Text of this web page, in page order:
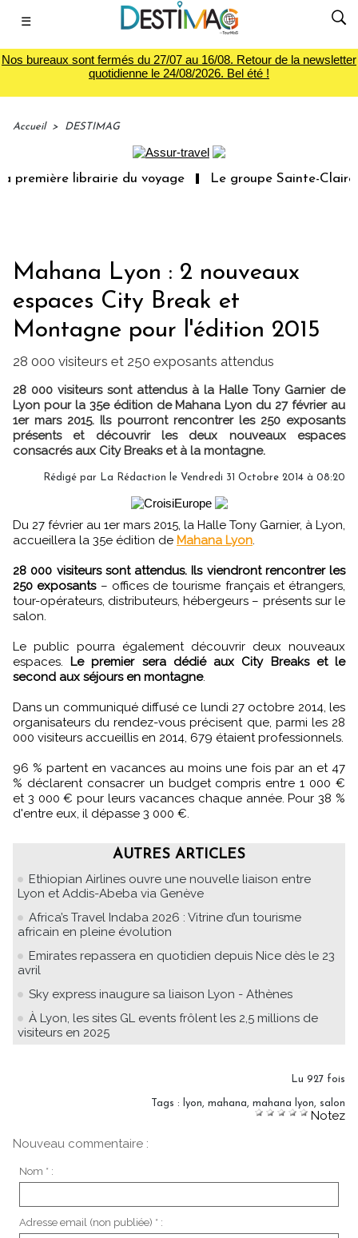
☰
Nos bureaux sont fermés du 27/07 au 16/08. Retour de la newsletter
quotidienne le 24/08/2026. Bel été !
Accueil > DESTIMAG
librairie du voyage Le groupe Sainte-Claire
Mahana Lyon : 2 nouveaux
espaces City Break et
Montagne pour l'édition 2015
28 000 visiteurs et 250 exposants attendus
28 000 visiteurs sont attendus à la Halle Tony Garnier de
Lyon pour la 35e édition de Mahana Lyon du 27 février au
1er mars 2015. Ils pourront rencontrer les 250 exposants
présents et découvrir les deux nouveaux espaces
consacrés aux City Breaks et à la montagne.
Rédigé par La Rédaction le Vendredi 31 Octobre 2014 à 08:20
Du 27 février au 1er mars 2015, la Halle Tony Garnier, à Lyon,
accueillera la 35e édition de Mahana Lyon
28 000 visiteurs sont attendus. Ils viendront rencontrer les
250 exposants– offices de tourisme français et étrangers,
tour-opérateurs, distributeurs, hébergeurs – présents sur le
salon.
Le public pourra également découvrir deux nouveaux
espaces. Le premier sera dédié aux City Breaks et le
second aux séjours en montagne.
Dans un communiqué diffusé ce lundi 27 octobre 2014, les
organisateurs du rendez-vous précisent que, parmi les 28
000 visiteurs accueillis en 2014, 679 étaient professionnels.
96 % partent en vacances au moins une fois par an et 47
% déclarent consacrer un budget compris entre 1 000 €
et 3 000 € pour leurs vacances chaque année. Pour 38 %
d'entre eux, il dépasse 3 000 €.
AUTRES ARTICLES
Ethiopian Airlines ouvre une nouvelle liaison entre
Lyon et Addis-Abeba via Genève
Africa’s Travel Indaba 2026 : Vitrine d’un tourisme
africain en pleine évolution
Emirates repassera en quotidien depuis Nice dès le 23
avril
Sky express inaugure sa liaison Lyon - Athènes
À Lyon, les sites GL events frôlent les 2,5 millions de
visiteurs en 2025
Lu 927 fois
Tags : lyon mahana mahana lyon salon
Notez
Nouveau commentaire :
Nom * :
Adresse email (non publiée) * :